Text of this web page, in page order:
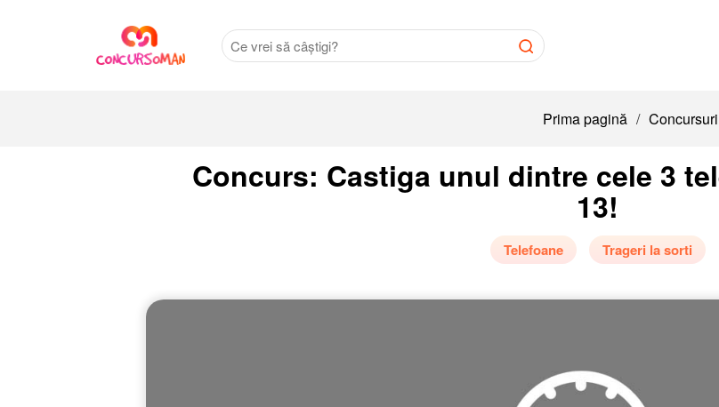
Prima pagină / Concursuri
Concurs: Castiga unul dintre cele 3
13!
Telefoane Trageri la sorti